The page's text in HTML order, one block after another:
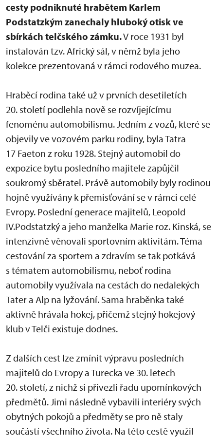
cesty podniknuté hrabětem Karlem
Podstatzkým zanechaly hluboký otisk ve
sbírkách telčského zámku.V roce 1931 byl
instalován tzv. Africký sál, v němž byla jeho
kolekce prezentovaná v rámci rodového muzea.
Hraběcí rodina také už v prvních desetiletích
20. století podlehla nově se rozvíjejícímu
fenoménu automobilismu. Jedním z vozů, které se
objevily ve vozovém parku rodiny, byla Tatra
17 Faeton z roku 1928. Stejný automobil do
expozice bytu posledního majitele zapůjčil
soukromý sběratel. Právě automobily byly rodinou
hojně využívány k přemisťování se v rámci celé
Evropy. Poslední generace majitelů, Leopold
IV.Podstatzký a jeho manželka Marie roz. Kinská, se
intenzivně věnovali sportovním aktivitám. Téma
cestování za sportem a zdravím se tak potkává
s tématem automobilismu, neboť rodina
automobily využívala na cestách do nedalekých
Tater a Alp na lyžování. Sama hraběnka také
aktivně hrávala hokej, přičemž stejný hokejový
klub v Telči existuje dodnes.
Z dalších cest lze zmínit výpravu posledních
majitelů do Evropy a Turecka ve 30. letech
20. století, z nichž si přivezli řadu upomínkových
předmětů. Jimi následně vybavili interiéry svých
obytných pokojů a předměty se pro ně staly
součástí všechního života. Na této cestě využil